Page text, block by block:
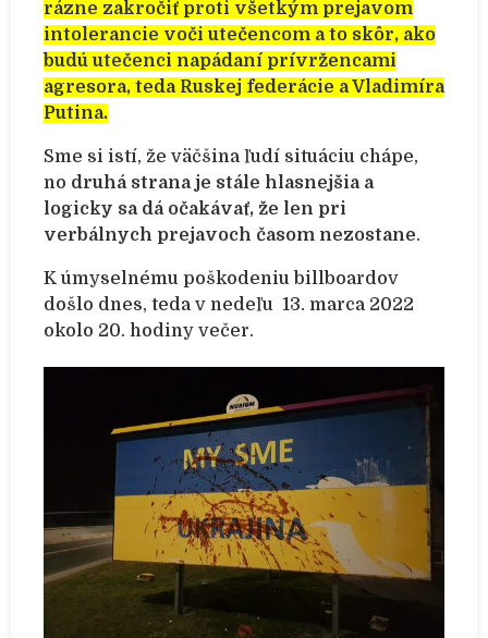
rázne zakročiť proti všetkým prejavom
intolerancie voči utečencom a to skôr, ako
budú utečenci napádaní prívržencami
agresora, teda Ruskej federácie a Vladimíra
Putina.
Sme si istí, že väčšina ľudí situáciu chápe,
no druhá strana je stále hlasnejšia a
logicky sa dá očakávať, že len pri
verbálnych prejavoch časom nezostane.
K úmyselnému poškodeniu billboardov
došlo dnes, teda v nedeľu 13. marca 2022
okolo 20. hodiny večer.